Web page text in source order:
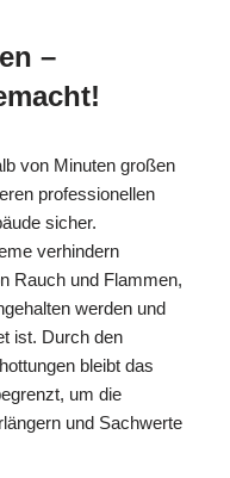
–
von Minuten großen
professionellen
sicher.
verhindern
Rauch und Flammen,
werden und
ist. Durch den
bleibt das
um die
und Sachwerte